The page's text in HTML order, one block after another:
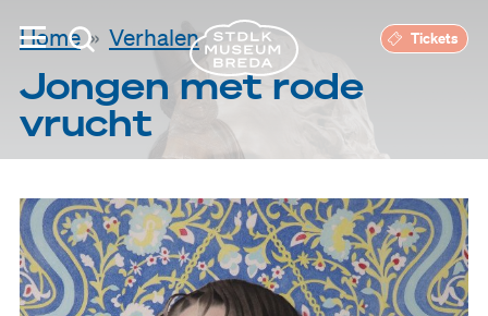
Tickets
Home Verhalen
Jongen met rode
vrucht